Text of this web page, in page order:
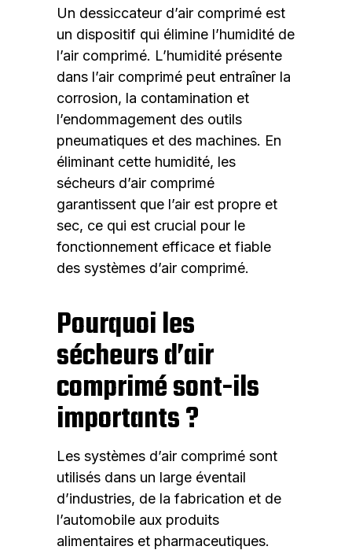
Un dessiccateur d’air comprimé est
un dispositif qui élimine l’humidité de
l’air comprimé. L’humidité présente
dans l’air comprimé peut entraîner la
corrosion, la contamination et
l’endommagement des outils
pneumatiques et des machines. En
éliminant cette humidité, les
sécheurs d’air comprimé
garantissent que l’air est propre et
sec, ce qui est crucial pour le
fonctionnement efficace et fiable
des systèmes d’air comprimé.
Pourquoi les
sécheurs d’air
comprimé sont-ils
importants ?
Les systèmes d’air comprimé sont
utilisés dans un large éventail
d’industries, de la fabrication et de
l’automobile aux produits
alimentaires et pharmaceutiques.